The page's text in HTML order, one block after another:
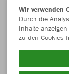
Wir verwenden
Durch die
Inhalte
zu den Cookies